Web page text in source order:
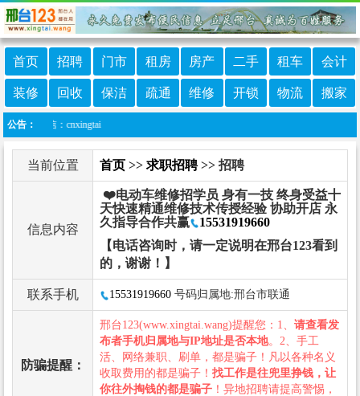
首页 招聘 门市 租房 房产 二手 租车 会计
装修 回收 保洁 疏通 维修 开锁 物流 搬家
公告：
客服微信：cnxingtai
当前位置 首页 >> 求职招聘>> 招聘
信息内容
❤️电动车维修招学员 身有一技 终身受益十
天快速精通维修技术传授经验 协助开店 永
久指导合作共赢
15531919660
【电话咨询时，请一定说明在邢台123看到
的，谢谢！】
联系手机 15531919660 号码归属地:邢台市联通
防骗提醒：
邢台123(www.xingtai.wang)提醒您：1、 请查看发
布者手机归属地与IP地址是否本地。2、手工
活、网络兼职、刷单，都是骗子！凡以各种名义
收取费用的都是骗子！ 找工作是往兜里挣钱，让
你往外掏钱的都是骗子 ！异地招聘请提高警惕，